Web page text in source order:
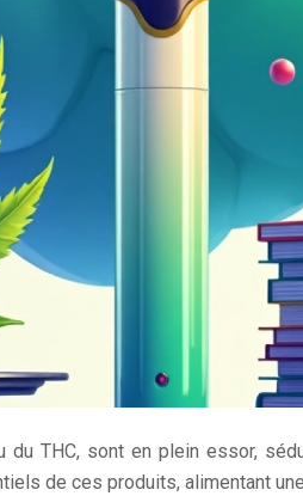
THC, sont en plein essor,
de ces produits, alimentant